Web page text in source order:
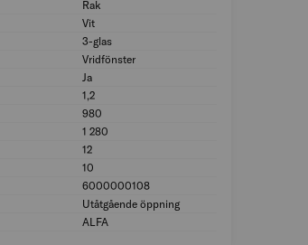
Rak
Vit
3-glas
Vridfönster
Ja
1,2
980
1 280
12
10
6000000108
Utåtgående öppning
ALFA